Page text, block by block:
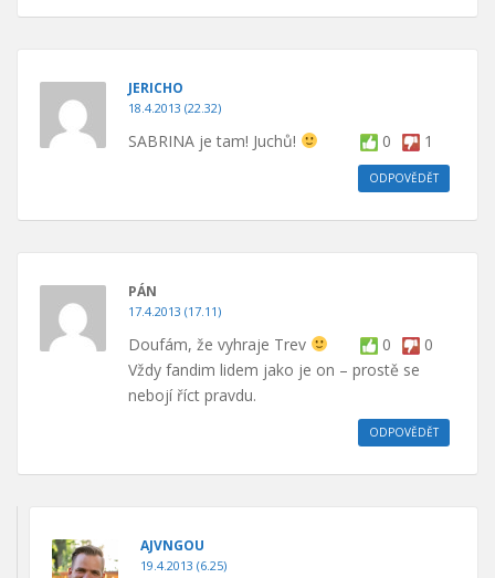
JERICHO
18.4.2013 (22.32)
0 1
SABRINA je tam! Juchů!
ODPOVĚDĚT
PÁN
17.4.2013 (17.11)
0 0
Doufám, že vyhraje Trev
Vždy fandim lidem jako je on – prostě se
nebojí říct pravdu.
ODPOVĚDĚT
AJVNGOU
19.4.2013 (6.25)